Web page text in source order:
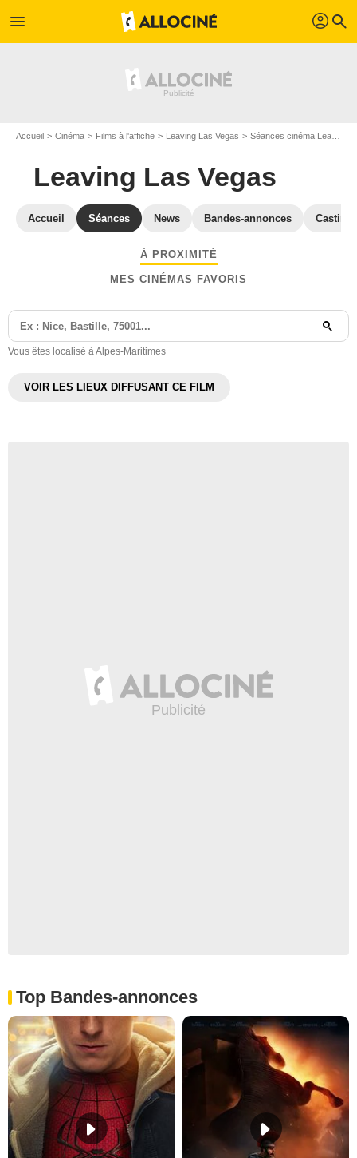
menu profil search
Accueil Cinéma Films à l'affiche Leaving Las Vegas Séances cinéma Leaving Las Vegas
Leaving Las Vegas
Accueil Séances News Bandes-annonces Casting
À PROXIMITÉ
MES CINÉMAS FAVORIS
Vous êtes localisé à Alpes-Maritimes
VOIR LES LIEUX DIFFUSANT CE FILM
Top Bandes-annonces